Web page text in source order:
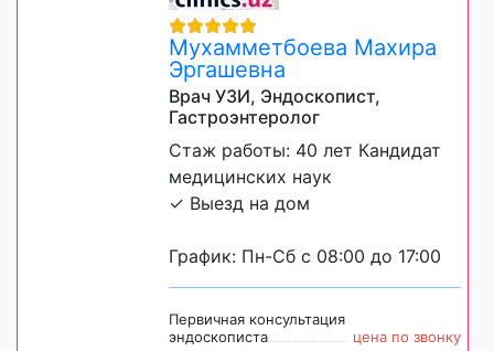
Мухамметбоева Махира
Эргашевна
Врач УЗИ, Эндоскопист,
Гастроэнтеролог
Стаж работы: 40 лет Кандидат
медицинских наук
✓ Выезд на дом
График: Пн-Сб с 08:00 до 17:00
Первичная консультация
эндоскописта
цена по звонку